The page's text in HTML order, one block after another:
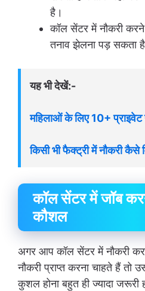
है।
कॉल सेंटर में नौकरी
तनाव झेलना पड़ सकता
यह भी देखें:-
महिलाओं के लिए 10+ प्राइवेट
किसी भी फैक्ट्री में नौकरी कैसे
कॉल सेंटर में जॉब
कौशल
अगर आप कॉल सेंटर में नौकरी
नौकरी प्राप्त करना चाहते हैं
कुशल होना बहुत ही ज्यादा